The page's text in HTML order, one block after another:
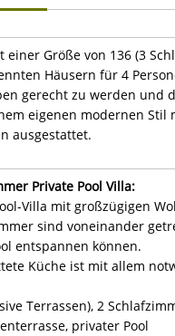
einer Größe von 136 (3
Häusern für 4
gerecht zu werden und
eigenen modernen
ausgestattet.
Private Pool Villa:
Villa mit großzügigen
sind voneinander
entspannen können.
Küche ist mit allem
Terrassen), 2
privater Pool